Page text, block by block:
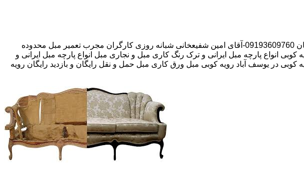
30 در صد تخفیف بیمه رایگان 09193609760-آقای امین شفیعخانی شبانه روزی کارگران مجرب تعمیر مبل محدوده
انواع پارچه مبل ایرانی و ترک رنگ کاری مبل و نجاری مبل انواع پارچه مبل ایرانی و
در یوسف آباد رویه کوبی مبل ورق کاری مبل حمل و نقل رایگان و بازدید رایگان رویه